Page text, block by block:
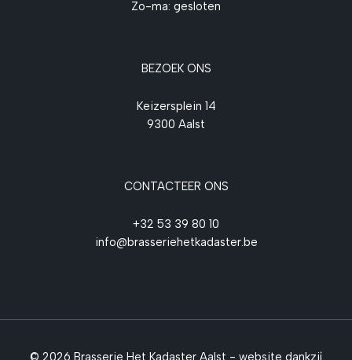
Zo-ma: gesloten
BEZOEK ONS
Keizersplein 14
9300 Aalst
CONTACTEER ONS
+32 53 39 80 10
info@brasseriehetkadaster.be
© 2026 Brasserie Het Kadaster Aalst - website dankzij